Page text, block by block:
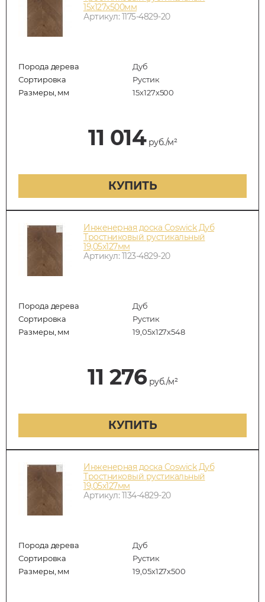
15х127х500мм
Артикул: 1175-4829-20
Порода дерева
Дуб
Сортировка
Рустик
Размеры, мм
15х127х500
11 014руб./м²
КУПИТЬ
Инженерная доска Coswick Дуб
Тростниковый рустикальный
19,05х127мм
Артикул: 1123-4829-20
Порода дерева
Дуб
Сортировка
Рустик
Размеры, мм
19,05х127х548
11 276руб./м²
КУПИТЬ
Инженерная доска Coswick Дуб
Тростниковый рустикальный
19,05х127мм
Артикул: 1134-4829-20
Порода дерева
Дуб
Сортировка
Рустик
Размеры, мм
19,05х127х500